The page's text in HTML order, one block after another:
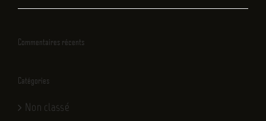
Commentaires récents
Catégories
Non classé